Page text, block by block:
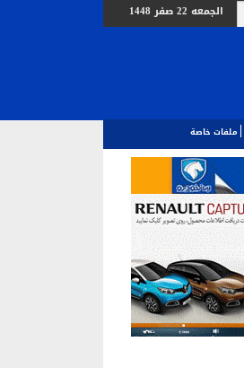
الجمعه 22 صفر 1448
ملفات خاصة